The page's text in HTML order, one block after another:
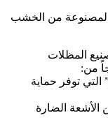
المصنوعة من الخشب
المظلات
من:
التي توفر حماية
الأشعة الضارة